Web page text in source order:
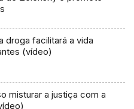
droga facilitará a vida
(vídeo)
misturar a justiça com a